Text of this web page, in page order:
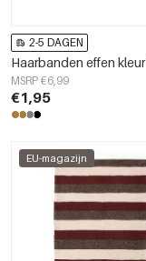
2-5 DAGEN
MSRP €6,99
€1,95
EU-magazijn